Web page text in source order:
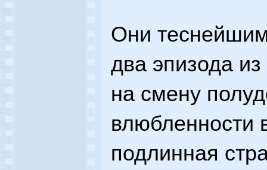
Они
два эпизода
на смену
влюбленности
подлинная